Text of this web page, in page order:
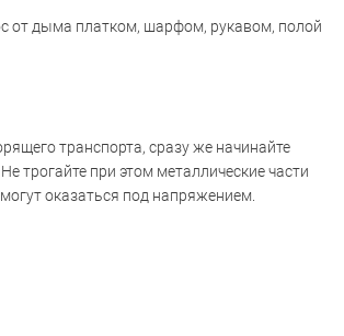
от дыма платком, шарфом, рукавом, полой
транспорта, сразу же начинайте
трогайте при этом металлические части
оказаться под напряжением.